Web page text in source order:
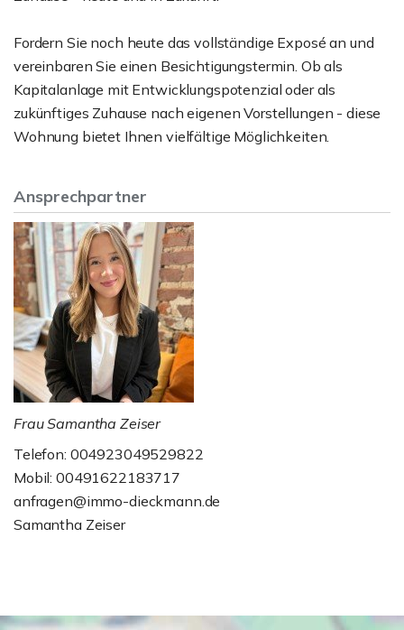
Fordern Sie noch heute das vollständige Exposé an und
vereinbaren Sie einen Besichtigungstermin. Ob als
Kapitalanlage mit Entwicklungspotenzial oder als
zukünftiges Zuhause nach eigenen Vorstellungen - diese
Wohnung bietet Ihnen vielfältige Möglichkeiten.
Ansprechpartner
Frau Samantha Zeiser
Telefon: 004923049529822
Mobil: 00491622183717
anfragen@immo-dieckmann.de
Samantha Zeiser